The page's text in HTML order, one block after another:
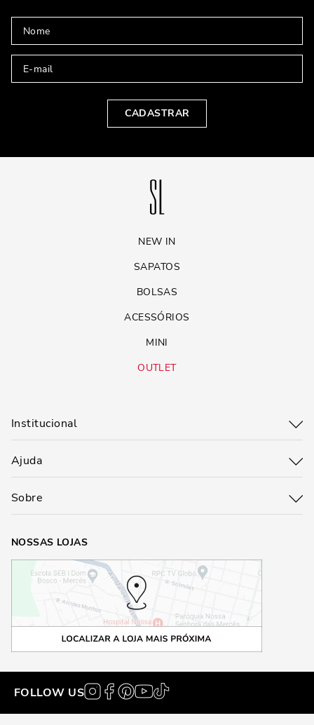
CADASTRAR
NEW IN
SAPATOS
BOLSAS
ACESSÓRIOS
MINI
OUTLET
Institucional
Ajuda
Sobre
NOSSAS LOJAS
FOLLOW US